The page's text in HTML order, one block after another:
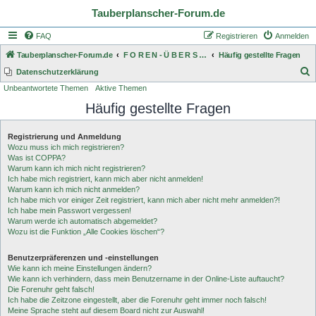
Tauberplanscher-Forum.de
FAQ Anmelden
Registrieren
Tauberplanscher-Forum.de F O R E N - Ü B E R S I C H T
Häufig gestellte Fragen
Datenschutzerklärung
h
Unbeantwortete Themen Aktive Themen
Häufig gestellte Fragen
Registrierung und Anmeldung
Wozu muss ich mich registrieren?
Was ist COPPA?
Warum kann ich mich nicht registrieren?
Ich habe mich registriert, kann mich aber nicht anmelden!
Warum kann ich mich nicht anmelden?
Ich habe mich vor einiger Zeit registriert, kann mich aber nicht mehr anmelden?!
Ich habe mein Passwort vergessen!
Warum werde ich automatisch abgemeldet?
Wozu ist die Funktion „Alle Cookies löschen“?
Benutzerpräferenzen und -einstellungen
Wie kann ich meine Einstellungen ändern?
Wie kann ich verhindern, dass mein Benutzername in der Online-Liste auftaucht?
Die Forenuhr geht falsch!
Ich habe die Zeitzone eingestellt, aber die Forenuhr geht immer noch falsch!
Meine Sprache steht auf diesem Board nicht zur Auswahl!